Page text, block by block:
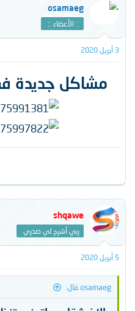
osamaeg
:: الأعضاء ::
3 أبريل 2020
مشاكل جديدة
shqawe
ربي أشرح لي صدري
5 أبريل 2020
osamaeg قال: